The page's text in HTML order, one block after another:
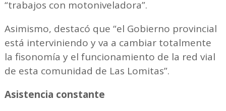
“trabajos con motoniveladora”.
Asimismo, destacó que “el Gobierno provincial
está interviniendo y va a cambiar totalmente
la fisonomía y el funcionamiento de la red vial
de esta comunidad de Las Lomitas”.
Asistencia constante